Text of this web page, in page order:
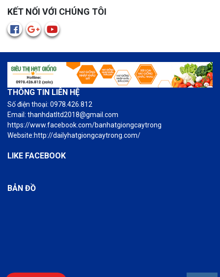
KẾT NỐI VỚI CHÚNG TÔI
THÔNG TIN LIÊN HỆ
Số điện thoại: 0978.426.812
Email: thanhdatltd2018@gmail.com
https://www.facebook.com/banhatgiongcaytrong
Website:http://dailyhatgiongcaytrong.com/
LIKE FACEBOOK
BẢN ĐỒ